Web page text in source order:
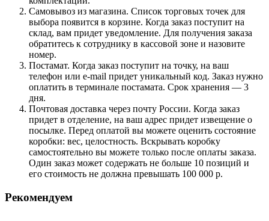
Самовывоз из магазина. Список торговых точек для
выбора появится в корзине. Когда заказ поступит на
склад, вам придет уведомление. Для получения заказа
обратитесь к сотруднику в кассовой зоне и назовите
номер.
Постамат. Когда заказ поступит на точку, на ваш
телефон или e-mail придет уникальный код. Заказ нужно
оплатить в терминале постамата. Срок хранения — 3
дня.
Почтовая доставка через почту России. Когда заказ
придет в отделение, на ваш адрес придет извещение о
посылке. Перед оплатой вы можете оценить состояние
коробки: вес, целостность. Вскрывать коробку
самостоятельно вы можете только после оплаты заказа.
Один заказ может содержать не больше 10 позиций и
его стоимость не должна превышать 100 000 р.
Рекомендуем